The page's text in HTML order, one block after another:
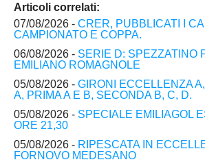
Articoli correlati:
07/08/2026 - CRER, PUBBLICATI I
CAMPIONATO E COPPA.
06/08/2026 - SERIE D: SPEZZATINO
EMILIANO ROMAGNOLE
05/08/2026 - GIRONI ECCELLENZA
A, PRIMA A E B, SECONDA B, C, D.
05/08/2026 - SPECIALE EMILIAGOL
ORE 21,30
05/08/2026 - RIPESCATA IN
FORNOVO MEDESANO